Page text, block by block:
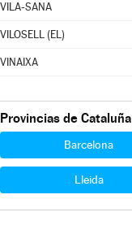
VILA-SANA
VILOSELL (EL)
VINAIXA
Provincias de Cataluña
Barcelona
Lleida